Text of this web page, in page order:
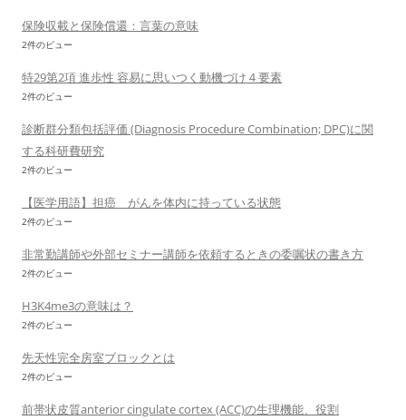
保険収載と保険償還：言葉の意味
2件のビュー
特29第2項 進歩性 容易に思いつく動機づけ４要素
2件のビュー
診断群分類包括評価 (Diagnosis Procedure Combination; DPC)に関
する科研費研究
2件のビュー
【医学用語】担癌 がんを体内に持っている状態
2件のビュー
非常勤講師や外部セミナー講師を依頼するときの委嘱状の書き方
2件のビュー
H3K4me3の意味は？
2件のビュー
先天性完全房室ブロックとは
2件のビュー
前帯状皮質anterior cingulate cortex (ACC)の生理機能、役割